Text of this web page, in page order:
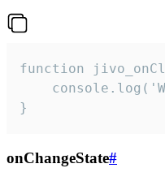
function
}
onChangeState#